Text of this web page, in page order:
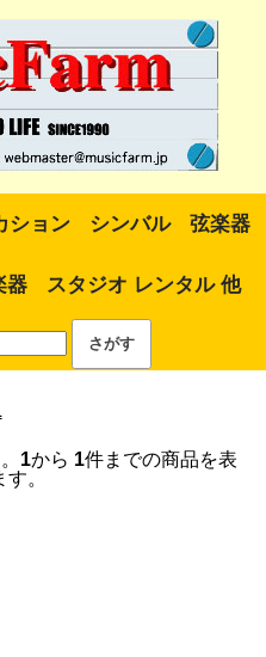
ション シンバル 弦楽器
器 スタジオ レンタル 他
1から 1件までの商品を表
。